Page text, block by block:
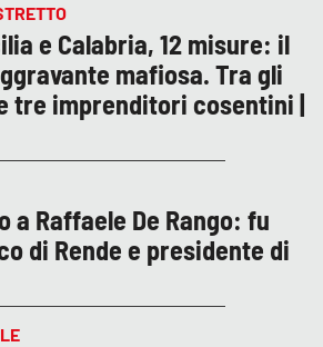
e Calabria, 12 misure: il
mafiosa. Tra gli
tre imprenditori cosentini |
a Raffaele De Rango: fu
di Rende e presidente di